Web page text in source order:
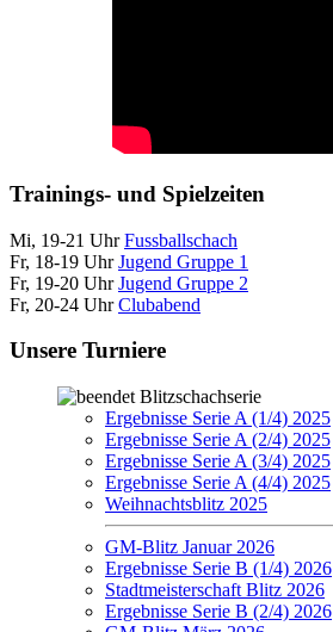
Trainings- und Spielzeiten
Mi, 19-21 UhrFussballschach
Fr, 18-19 UhrJugend Gruppe 1
Fr, 19-20 UhrJugend Gruppe 2
Fr, 20-24 UhrClubabend
Unsere Turniere
Blitzschachserie
Ergebnisse Serie A (1/4) 2025
Ergebnisse Serie A (2/4) 2025
Ergebnisse Serie A (3/4) 2025
Ergebnisse Serie A (4/4) 2025
Weihnachtsblitz 2025
GM-Blitz Januar 2026
Ergebnisse Serie B (1/4) 2026
Stadtmeisterschaft Blitz 2026
Ergebnisse Serie B (2/4) 2026